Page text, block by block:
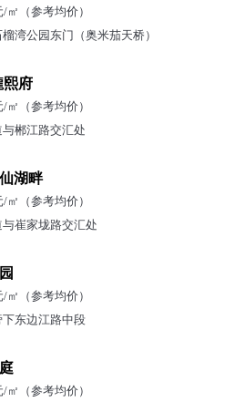
/㎡（参考均价）
湾公园东门（奥米茄天桥）
熙府
/㎡（参考均价）
郴江路交汇处
湖畔
/㎡（参考均价）
崔家垅路交汇处
/㎡（参考均价）
东边江路中段
/㎡（参考均价）